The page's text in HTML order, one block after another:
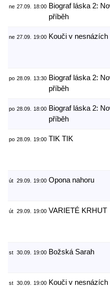
ne 27.09. 18:00 Biograf láska 2:
příběh
ne 27.09. 19:00 Kouči v nesnázích
po 28.09. 13:30 Biograf láska 2:
příběh
po 28.09. 18:00 Biograf láska 2:
příběh
po 28.09. 19:00 TIK TIK
út 29.09. 19:00 Opona nahoru
út 29.09. 19:00 VARIETÉ KRHUT
st 30.09. 19:00 Božská Sarah
st 30.09. 19:00 Kouči v nesnázích